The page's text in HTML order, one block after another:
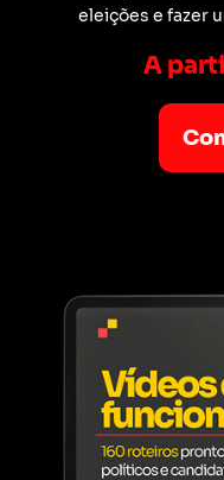
eleições e fazer
A